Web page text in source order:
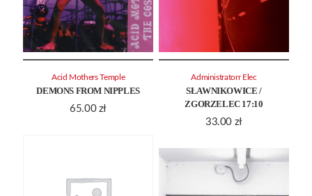
DEMONS FROM NIPPLES
65.00 zł
Acid Mothers Temple
SŁAWNIKOWICE /
ZGORZELEC 17:10
33.00 zł
Administratorr Elec